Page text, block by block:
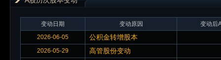
变动日期 变动原因
变动后
2026-06-05
公积金转增股本
2026-05-29 高管股份变动